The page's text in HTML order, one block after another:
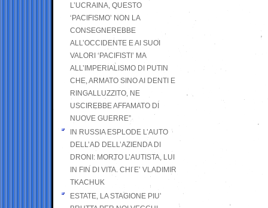
L’UCRAINA, QUESTO
‘PACIFISMO’ NON LA
CONSEGNEREBBE
ALL’OCCIDENTE E AI SUOI
VALORI ‘PACIFISTI’ MA
ALL’IMPERIALISMO DI PUTIN
CHE, ARMATO SINO AI DENTI E
RINGALLUZZITO, NE
USCIREBBE AFFAMATO DI
NUOVE GUERRE”
IN RUSSIA ESPLODE L’AUTO
DELL’AD DELL’AZIENDA DI
DRONI: MORTO L’AUTISTA, LUI
IN FIN DI VITA. CHI E’ VLADIMIR
TKACHUK
ESTATE, LA STAGIONE PIU’